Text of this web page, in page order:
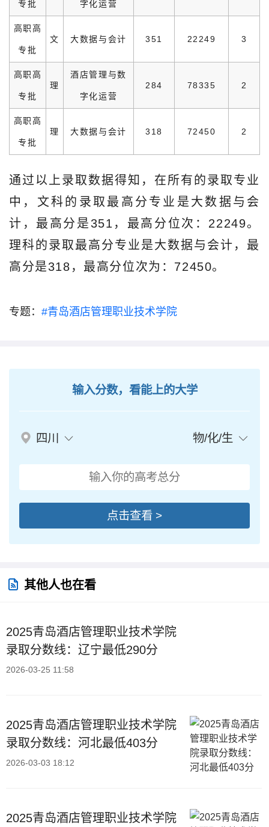
专批 字化运营
高职高
专批
文 大数据与会计 351 22249 3
高职高
专批
理
酒店管理与数
字化运营
284 78335 2
高职高
专批
理 大数据与会计 318 72450 2
通过以上录取数据得知，在所有的录取专业
中，文科的录取最高分专业是大数据与会
计，最高分是351，最高分位次：22249。
理科的录取最高分专业是大数据与会计，最
高分是318，最高分位次为：72450。
专题： #青岛酒店管理职业技术学院
输入分数，看能上的大学
四川 物/化/生
点击查看 >
其他人也在看
2025青岛酒店管理职业技术学院
录取分数线：辽宁最低290分
2026-03-25 11:58
2025青岛酒店管理职业技术学院
录取分数线：河北最低403分
2026-03-03 18:12
2025青岛酒店管理职业技术学院